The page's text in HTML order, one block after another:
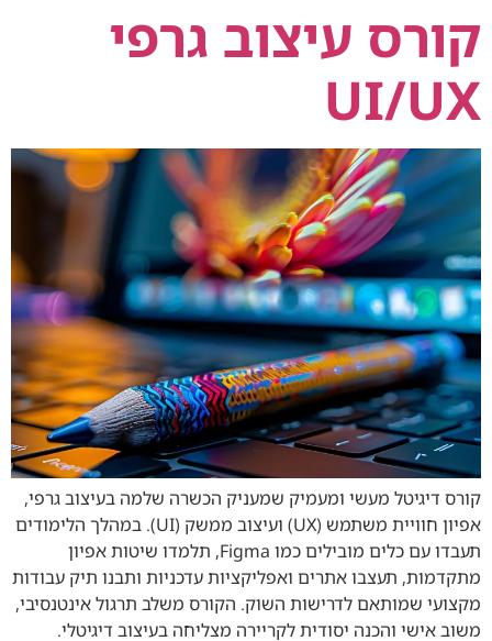
קורס עיצוב גרפי
UI/UX
קורס דיגיטל מעשי ומעמיק שמעניק הכשרה שלמה בעיצוב גרפי,
אפיון חוויית משתמש (UX) ועיצוב ממשק (UI). במהלך הלימודים
תעבדו עם כלים מובילים כמו Figma, תלמדו שיטות אפיון
מתקדמות, תעצבו אתרים ואפליקציות עדכניות ותבנו תיק עבודות
מקצועי שמותאם לדרישות השוק. הקורס משלב תרגול אינטנסיבי,
משוב אישי והכנה יסודית לקריירה מצליחה בעיצוב דיגיטלי.